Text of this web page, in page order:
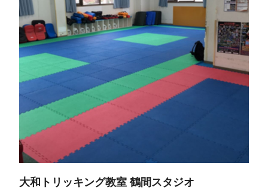
大和トリッキング教室 鶴間スタジオ